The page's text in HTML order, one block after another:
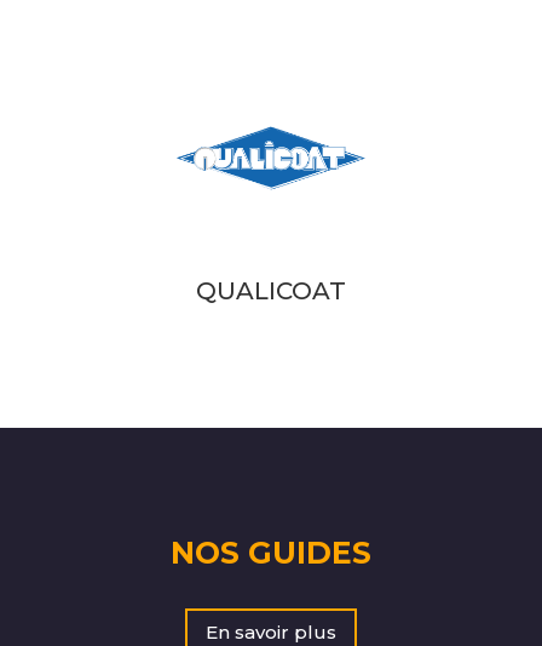
QUALICOAT
NOS GUIDES
En savoir plus